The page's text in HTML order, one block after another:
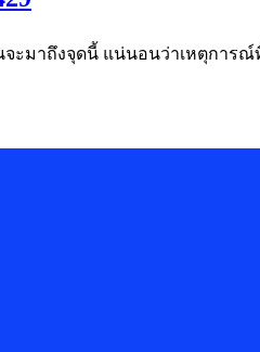
ะมาถึงจุดนี้ แน่นอนว่าเหตุการ